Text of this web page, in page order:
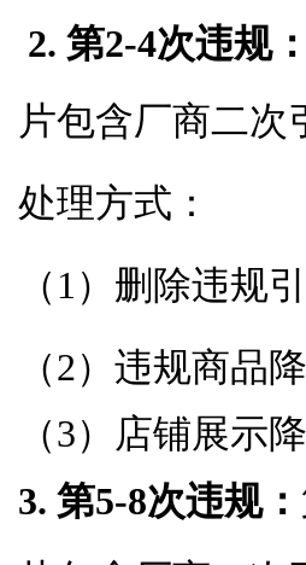
2. 第2-4次违规：
片包含厂商二次
处理方式：
（1）删除违规
（2）违规商品
（3）店铺展示
3. 第5-8次违规：